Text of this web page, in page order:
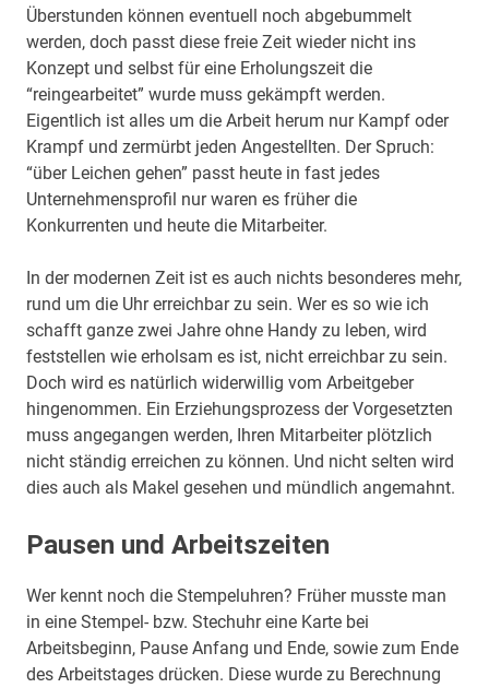
Überstunden können eventuell noch abgebummelt
werden, doch passt diese freie Zeit wieder nicht ins
Konzept und selbst für eine Erholungszeit die
“reingearbeitet” wurde muss gekämpft werden.
Eigentlich ist alles um die Arbeit herum nur Kampf oder
Krampf und zermürbt jeden Angestellten. Der Spruch:
“über Leichen gehen” passt heute in fast jedes
Unternehmensprofil nur waren es früher die
Konkurrenten und heute die Mitarbeiter.
In der modernen Zeit ist es auch nichts besonderes mehr,
rund um die Uhr erreichbar zu sein. Wer es so wie ich
schafft ganze zwei Jahre ohne Handy zu leben, wird
feststellen wie erholsam es ist, nicht erreichbar zu sein.
Doch wird es natürlich widerwillig vom Arbeitgeber
hingenommen. Ein Erziehungsprozess der Vorgesetzten
muss angegangen werden, Ihren Mitarbeiter plötzlich
nicht ständig erreichen zu können. Und nicht selten wird
dies auch als Makel gesehen und mündlich angemahnt.
Pausen und Arbeitszeiten
Wer kennt noch die Stempeluhren? Früher musste man
in eine Stempel- bzw. Stechuhr eine Karte bei
Arbeitsbeginn, Pause Anfang und Ende, sowie zum Ende
des Arbeitstages drücken. Diese wurde zu Berechnung